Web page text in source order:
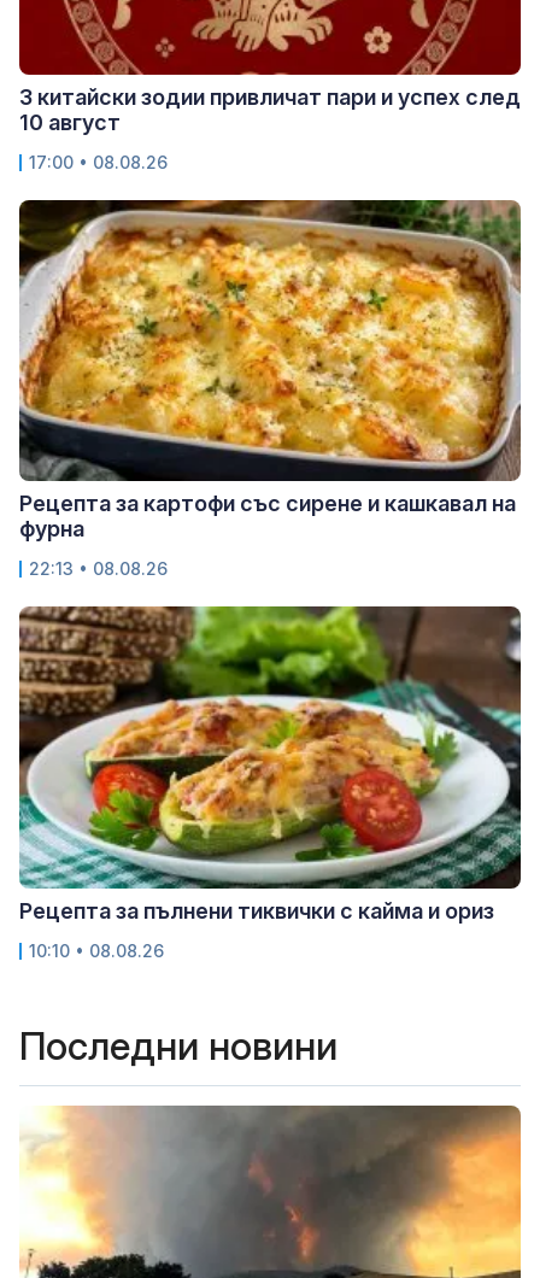
3 китайски зодии привличат пари и успех след
10 август
17:00 • 08.08.26
Рецепта за картофи със сирене и кашкавал на
фурна
22:13 • 08.08.26
Рецепта за пълнени тиквички с кайма и ориз
10:10 • 08.08.26
Последни новини